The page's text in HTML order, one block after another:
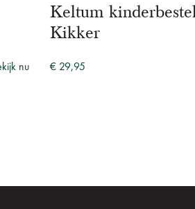
nu
Keltum
Kikker
€ 29,95